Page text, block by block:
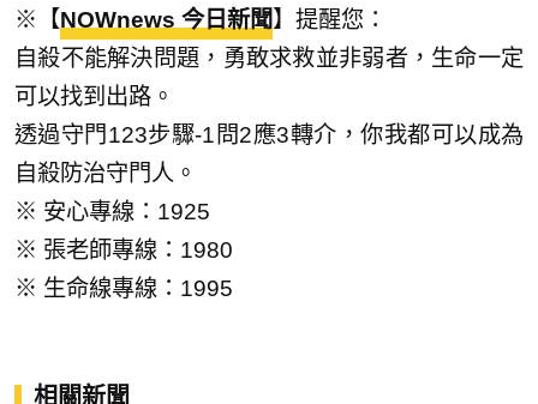
※【NOWnews 今日新聞】提醒您：
自殺不能解決問題，勇敢求救並非弱者，生命一定
可以找到出路。
透過守門123步驟-1問2應3轉介，你我都可以成為
自殺防治守門人。
※ 安心專線：1925
※ 張老師專線：1980
※ 生命線專線：1995
相關新聞